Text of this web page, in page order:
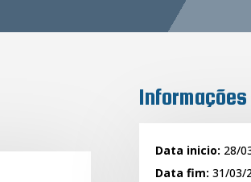
Data inicio: 28/
Data fim: 31/03/